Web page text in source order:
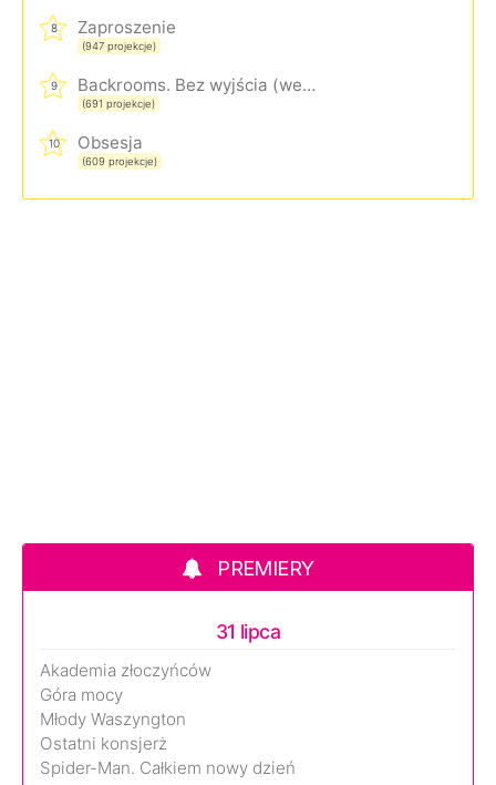
8 Zaproszenie
(947 projekcje)
9 Backrooms. Bez wyjścia (wersja rozszerzona)
(691 projekcje)
10 Obsesja
(609 projekcje)
PREMIERY
31 lipca
Akademia złoczyńców
Góra mocy
Młody Waszyngton
Ostatni konsjerż
Spider-Man. Całkiem nowy dzień